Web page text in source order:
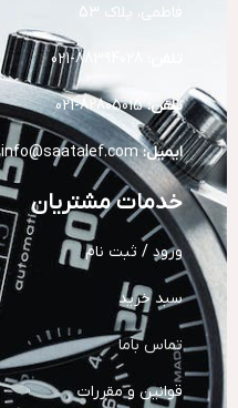
فاطمی، پلاک 53
تلفن:82805015-021
ایمیل: info@saatalef.com
خدمات مشتریان
ورود / ثبت نام
سبد خرید
تماس باما
قوانین و مقررات